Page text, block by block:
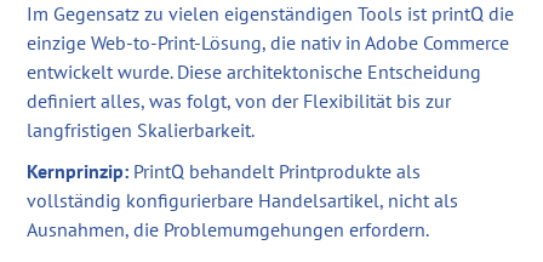
Im Gegensatz zu vielen eigenständigen Tools ist printQ die
einzige Web-to-Print-Lösung, die nativ in Adobe Commerce
entwickelt wurde. Diese architektonische Entscheidung
definiert alles, was folgt, von der Flexibilität bis zur
langfristigen Skalierbarkeit.
Kernprinzip: PrintQ behandelt Printprodukte als
vollständig konfigurierbare Handelsartikel, nicht als
Ausnahmen, die Problemumgehungen erfordern.